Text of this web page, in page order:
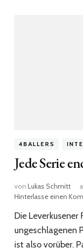
4BALLERS
Jede Serie
von Lukas Schmitt
Hinterlasse einen
Die Leverkusener
ungeschlagenen
ist also vorüber.